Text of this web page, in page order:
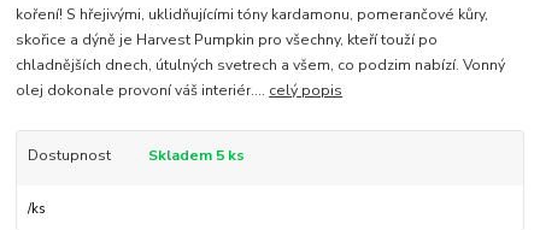
koření! S hřejivými, uklidňujícími tóny kardamonu, pomerančové kůry,
skořice a dýně je Harvest Pumpkin pro všechny, kteří touží po
chladnějších dnech, útulných svetrech a všem, co podzim nabízí. Vonný
olej dokonale provoní váš interiér.... celý popis
Dostupnost Skladem 5 ks
/ks